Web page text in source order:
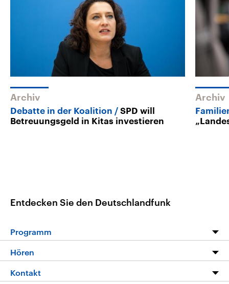
Archiv
Debatte in der Koalition
SPD will
Betreuungsgeld in Kitas investieren
Archiv
Entdecken Sie den Deutschlandfunk
Programm
Programm
Die Nachrichten
Hören
Livestream
Kontakt